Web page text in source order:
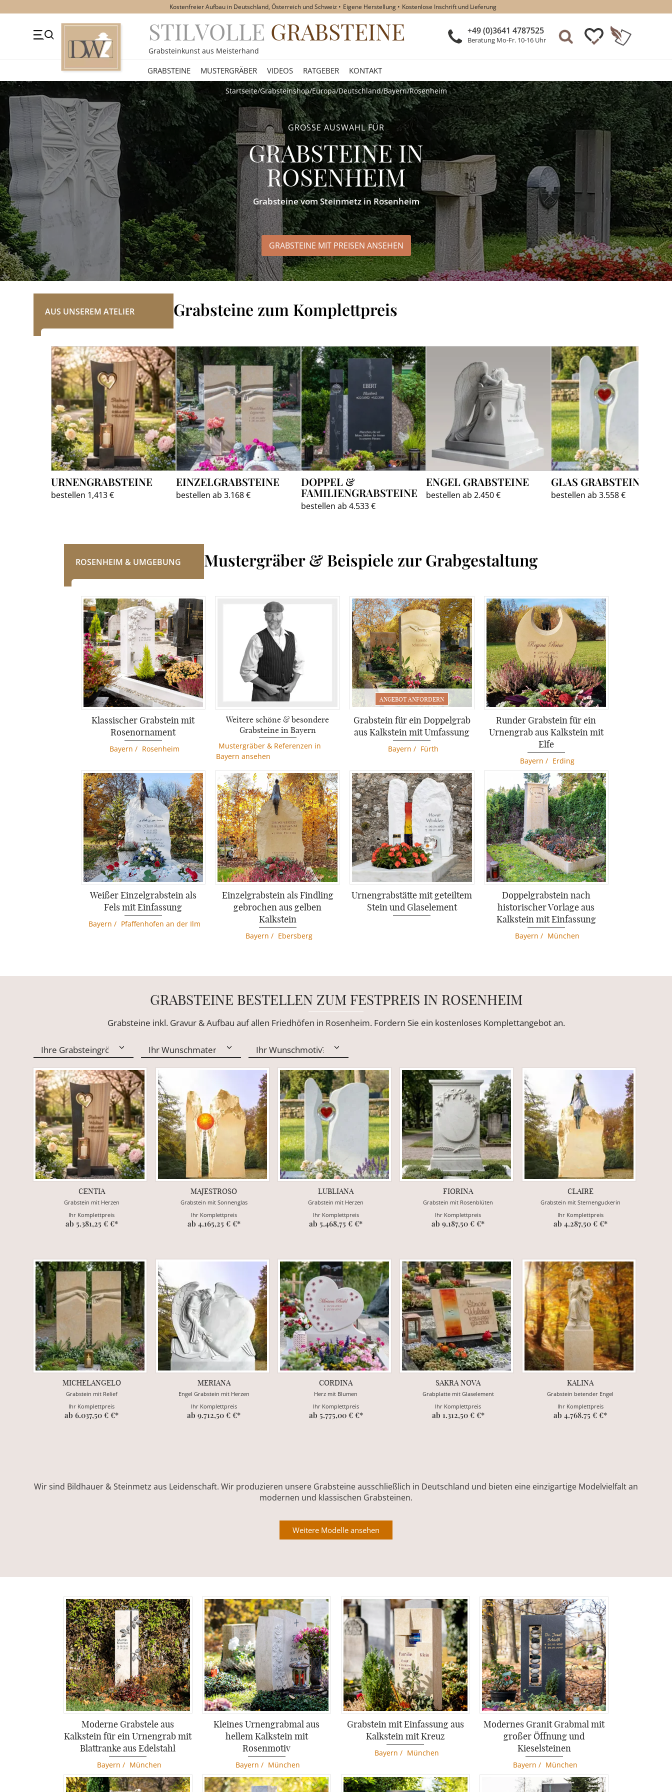
Kostenfreier Aufbau in Deutschland, Österreich und Schweiz Eigene Herstellung Kostenlose Inschrift und Lieferung
+49 (0)3641 4787525
Beratung Mo-Fr. 09-16 Uhr
Kontakt
GRABSTEINE
STILE
MOTIVE
MATERIAL
ÜBER UNS
VIDEOS
KONTAKT
STILVOLLE GRABSTEINE
Grabsteinkunst aus Meisterhand
+49 (0)3641 4787525
Beratung Mo-Fr. 10-16 Uhr
GRABSTEINE MUSTERGRÄBER VIDEOS RATGEBER KONTAKT
Startseite/Grabsteinshop/Europa/Deutschland/Bayern/Rosenheim
GROSSE AUSWAHL FÜR
GRABSTEINEIN
ROSENHEIM
Grabsteine vom Steinmetz in Rosenheim
GRABSTEINE MIT PREISEN ANSEHEN
AUS UNSEREM ATELIER Grabsteine zum Komplettpreis
URNENGRABSTEINE
bestellen 1,413 €
EINZELGRABSTEINE
bestellen ab 3.168 €
DOPPEL &
FAMILIENGRABSTEINE
bestellen ab 4.533 €
ENGEL GRABSTEINE
bestellen ab 2.450 €
GLAS GRABSTEINE
bestellen ab 3.558 €
ROSENHEIM & UMGEBUNG Mustergräber & Beispiele zur Grabgestaltung
Klassischer Grabstein mit
Rosenornament
Bayern / Rosenheim
Weitere schöne & besondere
Grabsteine in Bayern
Mustergräber & Referenzen in
Bayern ansehen
MICHELANGELO
GRABSTEIN MIT
MICHELANGELO MOTIV
Komplettpreis mit Aufbau
4.450 €
ANGEBOT ANFORDERN
Grabstein für ein Doppelgrab
aus Kalkstein mit Umfassung
Bayern / Fürth
Runder Grabstein für ein
Urnengrab aus Kalkstein mit
Elfe
Bayern / Erding
Weißer Einzelgrabstein als
Fels mit Einfassung
Bayern / Pfaffenhofen an der Ilm
Einzelgrabstein als Findling
gebrochen aus gelben
Kalkstein
Bayern / Ebersberg
Urnengrabstätte mit geteiltem
Stein und Glaselement
Doppelgrabstein nach
historischer Vorlage aus
Kalkstein mit Einfassung
Bayern / München
GRABSTEINE BESTELLEN ZUM FESTPREIS IN ROSENHEIM
Grabsteine inkl. Gravur & Aufbau auf allen Friedhöfen in Rosenheim. Fordern Sie ein kostenloses Komplettangebot an.
CENTIA
Grabstein mit Herzen
Ihr Komplettpreis
ab 5.381,25 € €*
MAJESTROSO
Grabstein mit Sonnenglas
Ihr Komplettpreis
ab 4.165,25 € €*
LUBLIANA
Grabstein mit Herzen
Ihr Komplettpreis
ab 5.468,75 € €*
FIORINA
Grabstein mit Rosenblüten
Ihr Komplettpreis
ab 9.187,50 € €*
CLAIRE
Grabstein mit Sternenguckerin
Ihr Komplettpreis
ab 4.287,50 € €*
MICHELANGELO
Grabstein mit Relief
Ihr Komplettpreis
ab 6.037,50 € €*
MERIANA
Engel Grabstein mit Herzen
Ihr Komplettpreis
ab 9.712,50 € €*
CORDINA
Herz mit Blumen
Ihr Komplettpreis
ab 5.775,00 € €*
SAKRA NOVA
Grabplatte mit Glaselement
Ihr Komplettpreis
ab 1.312,50 € €*
KALINA
Grabstein betender Engel
Ihr Komplettpreis
ab 4.768.75 € €*
Wir sind Bildhauer & Steinmetz aus Leidenschaft. Wir produzieren unsere Grabsteine ausschließlich in Deutschland und bieten eine einzigartige Modelvielfalt an
modernen und klassischen Grabsteinen.
Weitere Modelle ansehen
Moderne Grabstele aus
Kalkstein für ein Urnengrab mit
Blattranke aus Edelstahl
Bayern / München
Kleines Urnengrabmal aus
hellem Kalkstein mit
Rosenmotiv
Bayern / München
Grabstein mit Einfassung aus
Kalkstein mit Kreuz
Bayern / München
Modernes Granit Grabmal mit
großer Öffnung und
Kieselsteinen
Bayern / München